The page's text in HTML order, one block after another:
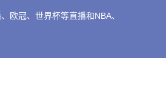
欧冠、世界杯等直播和NBA、